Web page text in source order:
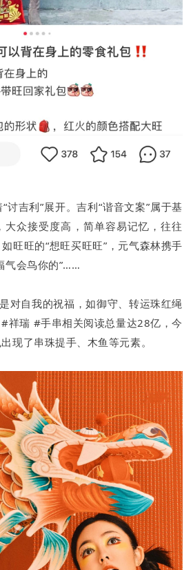
讨吉利”展开。吉利“谐音文案”属于基
大众接受度高，简单容易记忆，往往
旺旺的“想旺买旺旺”，元气森林携手
气会鸟你的”……
对自我的祝福，如御守、转运珠红绳
祥瑞 #手串相关阅读总量达28亿，今
现了串珠提手、木鱼等元素。